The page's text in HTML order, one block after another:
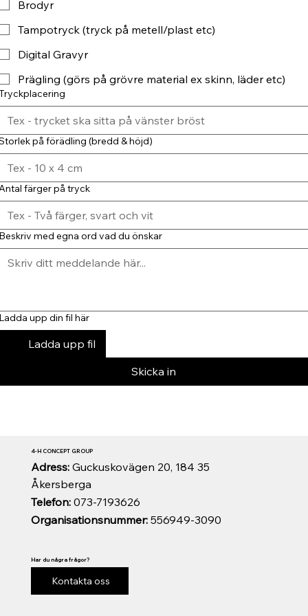
Brodyr
Tampotryck (tryck på metell/plast etc)
Digital Gravyr
Prägling (görs på grövre material ex skinn, läder etc)
på förädling (bredd & höjd)
färger på tryck
med egna ord vad du önskar
upp din fil här
Ladda upp fil
Skicka in
Organisationsnummer:556949-3090
Telefon:073-7193626
Adress: Guckuskovägen 20, 184 35
Åkersberga
4-H CONCEPT GROUP
Har du några frågor?
Kontakta oss